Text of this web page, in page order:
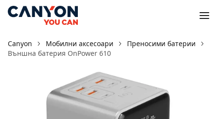
Canyon Мобилни аксесоари
Преносими батерии
Външна батерия OnPower 610